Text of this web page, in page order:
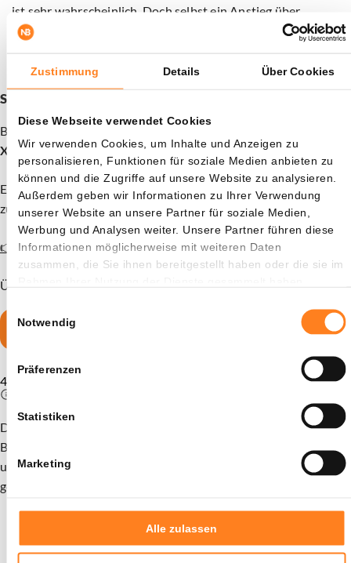
Zustimmung Details Über Cookies
Diese Webseite verwendet Cookies
Wir verwenden Cookies, um Inhalte und Anzeigen zu
personalisieren, Funktionen für soziale Medien anbieten zu
können und die Zugriffe auf unsere Website zu analysieren.
Außerdem geben wir Informationen zu Ihrer Verwendung
unserer Website an unsere Partner für soziale Medien,
Werbung und Analysen weiter. Unsere Partner führen diese
Informationen möglicherweise mit weiteren Daten
zusammen, die Sie ihnen bereitgestellt haben oder die sie im
Einwilligungsauswahl
Notwendig
Präferenzen
Statistiken
Marketing
Alle zulassen
ist sehr wahrscheinlich. Doch selbst ein Anstieg über
80.000 Dollar muss nicht bedeuten, dass wir auf dem Weg
Schon deine 15 XRP als Willkommensbonus beansprucht?
Bitvavo in Zusammenarbeit mit Newsbit bietet dir aktuell
XRP als Geschenk. Die Aktion ist nur für kurze Zeit gültig.
Eröffne ein Konto und zahle mindestens 30€ ein, um den Bonus
zu erhalten.
👉 Konto eröffnen und 15 XRP gratis erhalten
Über 1,5 Millionen Nutzer vertrauen bereits auf Bitvavo.
Sie werden weitergeleitet zu
4,5
Die Bewertung wird berechnet, indem die kumulierten
Bewertungen aus dem App Store und Google Play kombiniert
und basierend auf der Anzahl der Rezensionen pro Plattform
gewichtet werden.
0